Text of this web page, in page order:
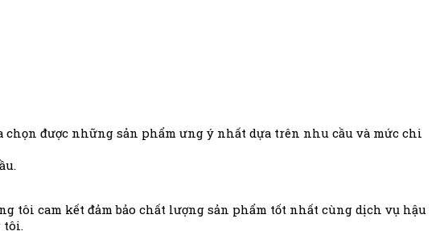
được những sản phẩm ưng ý nhất dựa trên nhu cầu và mức chi
tôi cam kết đảm bảo chất lượng sản phẩm tốt nhất cùng dịch vụ hậu
tôi.